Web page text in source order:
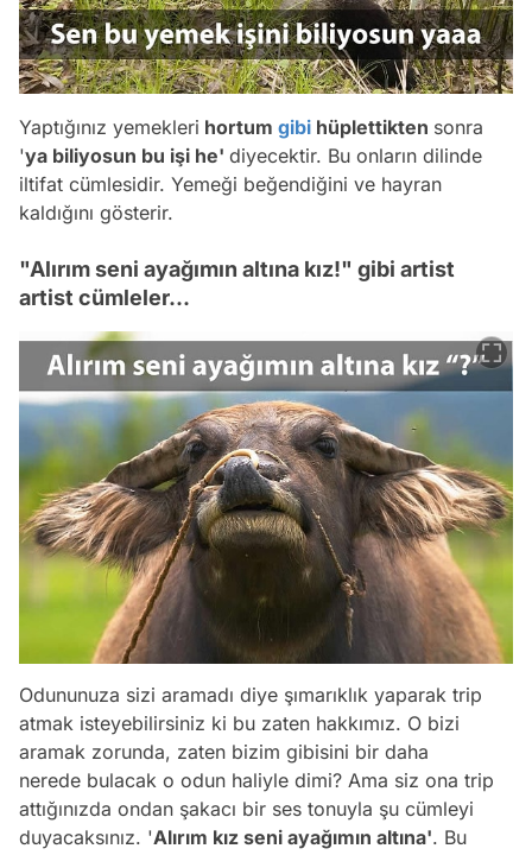
Yaptığınız yemekleri hortum gibi hüplettikten sonra
'ya biliyosun bu işi he' diyecektir. Bu onların dilinde
iltifat cümlesidir. Yemeği beğendiğini ve hayran
kaldığını gösterir.
"Alırım seni ayağımın altına kız!" gibi artist
artist cümleler...
Odununuza sizi aramadı diye şımarıklık yaparak trip
atmak isteyebilirsiniz ki bu zaten hakkımız. O bizi
aramak zorunda, zaten bizim gibisini bir daha
nerede bulacak o odun haliyle dimi? Ama siz ona trip
attığınızda ondan şakacı bir ses tonuyla şu cümleyi
duyacaksınız. 'Alırım kız seni ayağımın altına'. Bu